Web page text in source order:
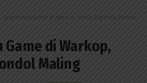
Asyik Main Game di Warkop, Motor Digondol Maling
Game di Warkop,
Maling